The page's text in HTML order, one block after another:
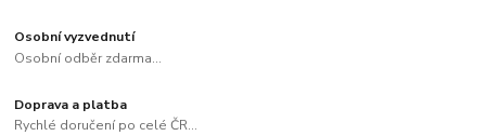
Osobní vyzvednutí
Osobní odběr zdarma...
Doprava a platba
Rychlé doručení po celé ČR...